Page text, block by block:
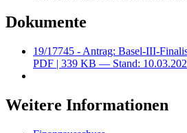
Dokumente
19/17745 - Antrag: Basel-III-
PDF | 339 KB — Stand:
Weitere Informationen